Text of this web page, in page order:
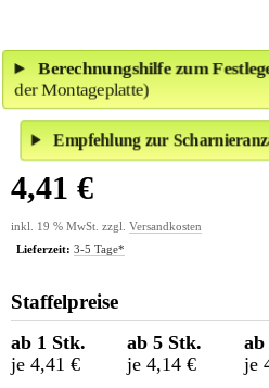
Berechnungshilfe zum
der Montageplatte)
Empfehlung zur
4,41 €
inkl. 19 % MwSt. zzgl. Versandkosten
Lieferzeit: 3-5 Tage*
Staffelpreise
ab 1 Stk.
je 4,41 €
ab 5 Stk.
je 4,14 €
ab
je